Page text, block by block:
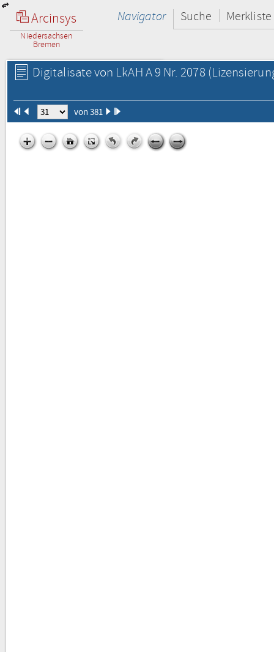
Arcinsys
Niedersachsen
Bremen
Navigator Suche Merkliste
Digitalisate von LkAH A 9 Nr. 2078
von 381